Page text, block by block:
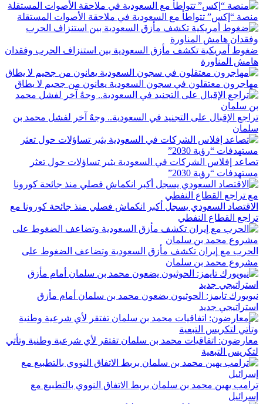
منصة “إكس” تتواطأ مع السعودية في ملاحقة الأصوات المستقلة
ضغوط أمريكية تكشف مأزق السعودية بين استنزاف الحرب وفقدان
هامش المناورة
مهاجرون معتقلون في سجون السعودية يعانون من جحيم لا يطاق
تراجع الإقبال على التجنيد في السعودية.. وجهٌ آخر لفشل محمد بن
سلمان
تصاعد إفلاس الشركات في السعودية يثير تساؤلات حول تعثر
مستهدفات “رؤية 2030”
الاقتصاد السعودي يسجل أكبر انكماش فصلي منذ جائحة كورونا مع
تراجع القطاع النفطي
الحرب مع إيران تكشف مأزق السعودية وتضاعف الضغوط على
مشروع محمد بن سلمان
نيويورك تايمز: الحوثيون يضعون محمد بن سلمان أمام مأزق
استراتيجي جديد
معارضون: اتفاقيات محمد بن سلمان تفتقر لأي شرعية وطنية وتأتي
لتكريس التبعية
ترامب يهين محمد بن سلمان بربط الاتفاق النووي بالتطبيع مع
إسرائيل